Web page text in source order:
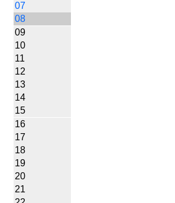
07
08
09
10
11
12
13
14
15
16
17
18
19
20
21